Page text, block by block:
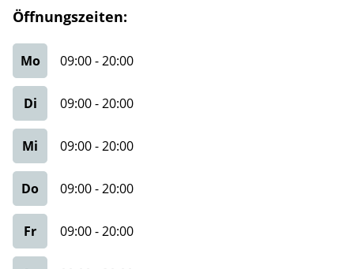
Öffnungszeiten:
Mo 09:00-20:00
Di 09:00-20:00
Mi 09:00-20:00
Do 09:00-20:00
Fr 09:00-20:00